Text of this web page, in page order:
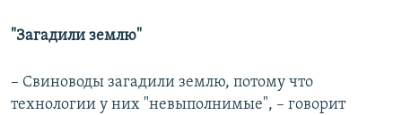
"Загадили землю"
– Cвиноводы загадили землю, потому что
технологии у них "невыполнимые", – говорит